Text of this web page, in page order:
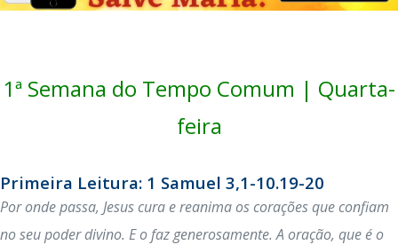
BRINDES
1ª Semana do Tempo Comum | Quarta-
feira
Primeira Leitura: 1 Samuel 3,1-10.19-20
Por onde passa, Jesus cura e reanima os corações que confiam
no seu poder divino. E o faz generosamente. A oração, que é o